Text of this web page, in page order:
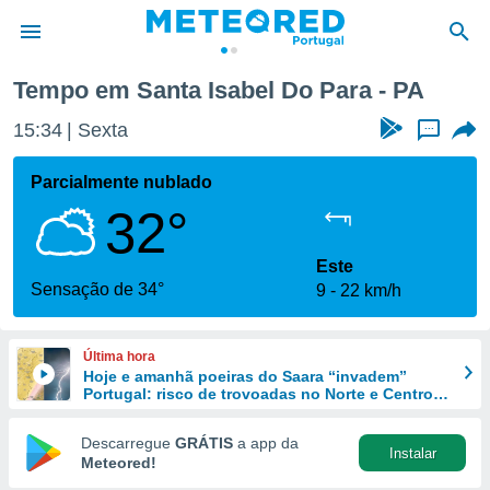
da
foi
fornecidas
a este
das
e
forma
digital
Tempo em Santa Isabel Do Para - PA
15:34 Sexta ...
Parcialmente nublado
32°
Sensação de 34°
Este
9
22 km/h
Última hora
Hoje e amanhã poeiras do Saara “invadem”
Portugal: risco de trovoadas no Norte e Centro
Descarregue GRÁTIS a app da
Meteored!
Instalar